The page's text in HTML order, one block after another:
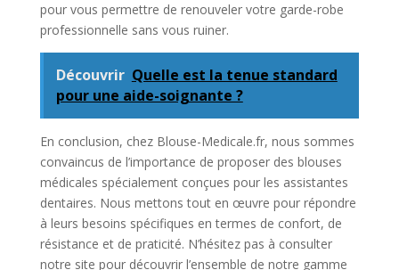
pour vous permettre de renouveler votre garde-robe
professionnelle sans vous ruiner.
Découvrir Quelle est la tenue standard
pour une aide-soignante ?
En conclusion, chez Blouse-Medicale.fr, nous sommes
convaincus de l’importance de proposer des blouses
médicales spécialement conçues pour les assistantes
dentaires. Nous mettons tout en œuvre pour répondre
à leurs besoins spécifiques en termes de confort, de
résistance et de praticité. N’hésitez pas à consulter
notre site pour découvrir l’ensemble de notre gamme